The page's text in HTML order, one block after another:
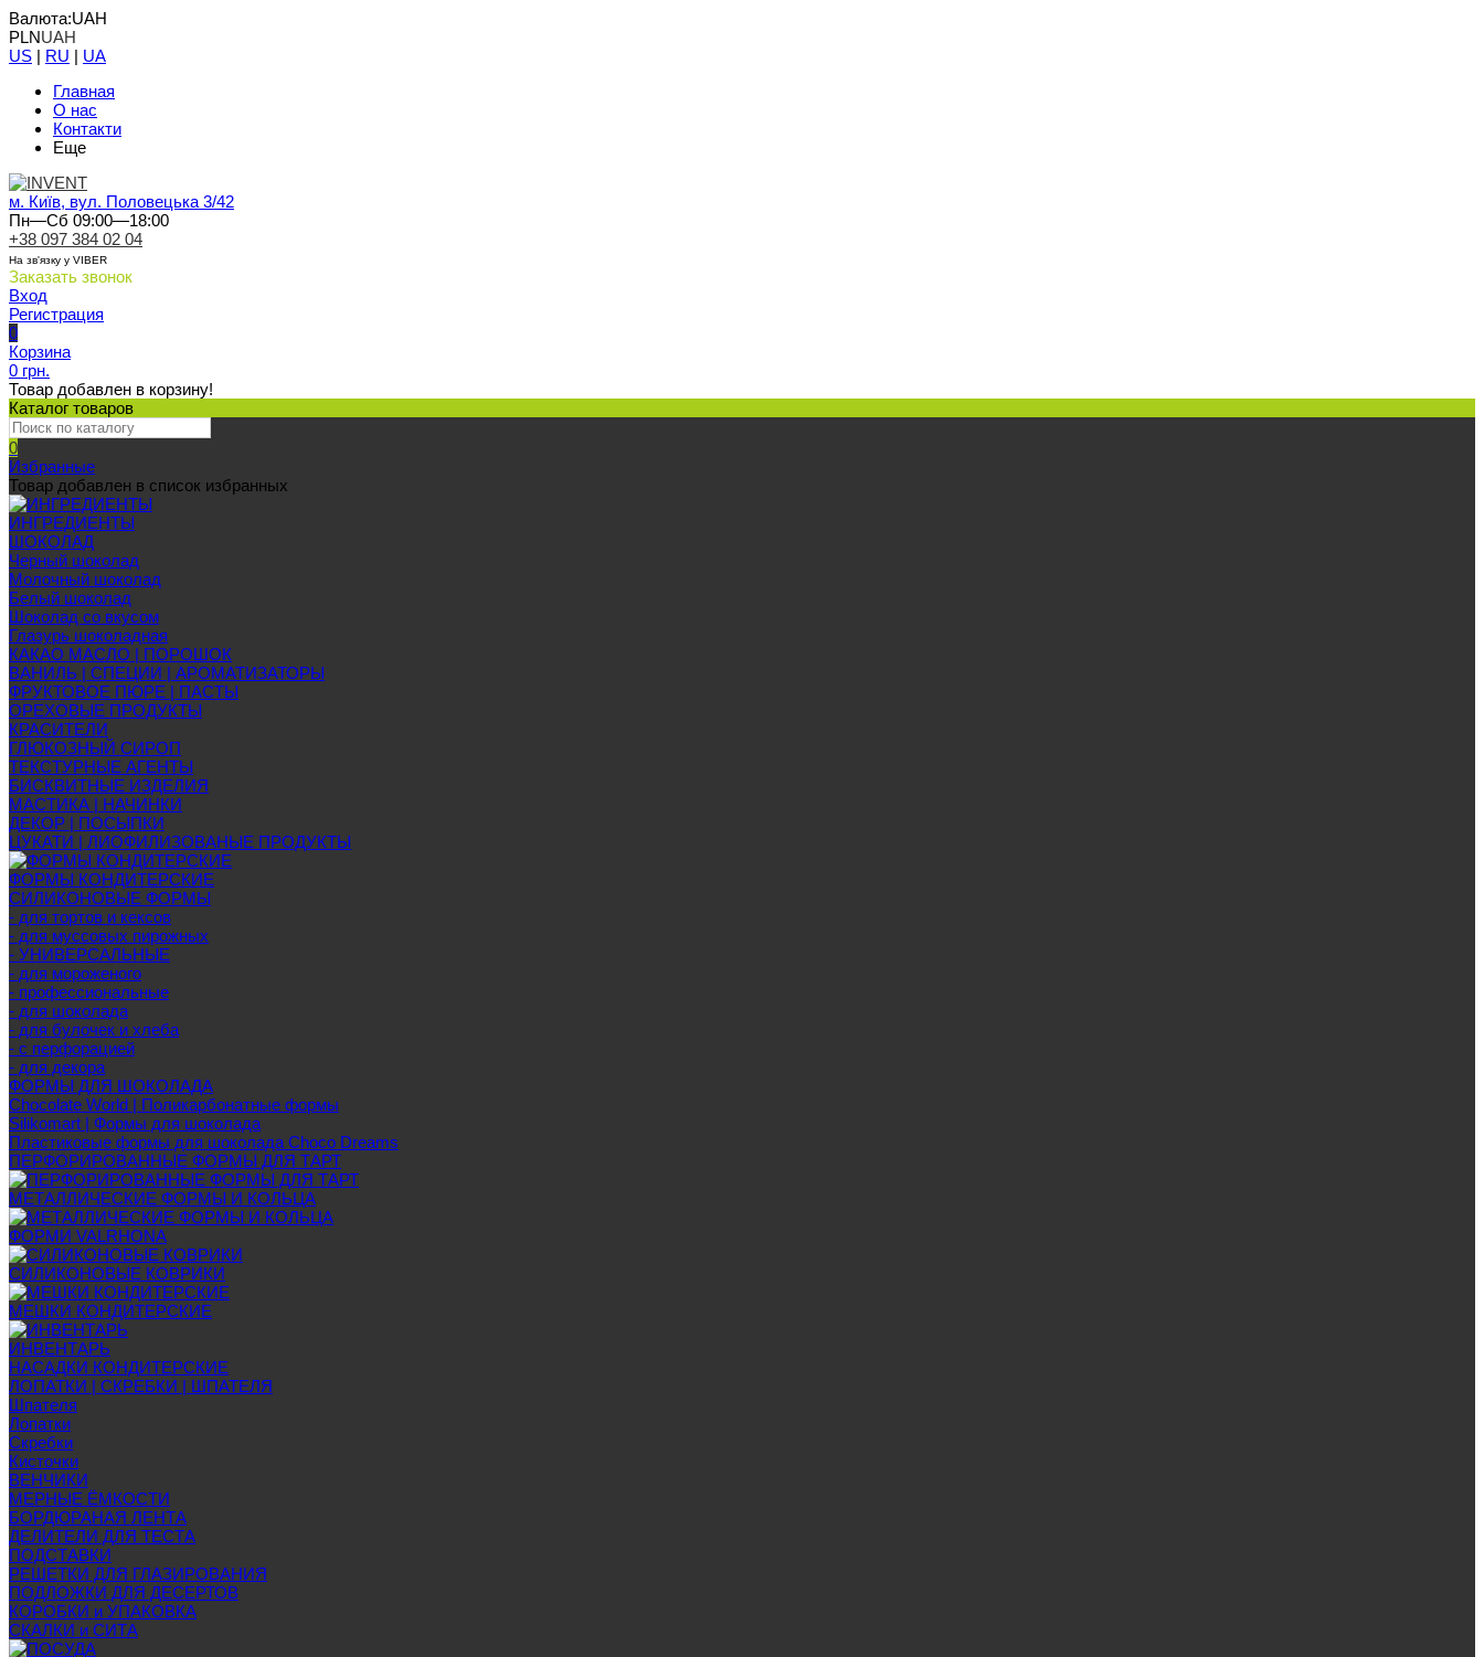
Валюта:UAH
PLNUAH
US | RU | UA
Главная
О нас
Контакти
Еще
м. Київ, вул. Половецька 3/42
Пн—Сб 09:00—18:00
+38 097 384 02 04
На зв'язку у VIBER
Заказать звонок
Вход
Регистрация
0
Корзина
0 грн.
Товар добавлен в корзину!
Каталог товаров
0
Избранные
Товар добавлен в список избранных
ИНГРЕДИЕНТЫ
ШОКОЛАД
Черный шоколад
Молочный шоколад
Белый шоколад
Шоколад со вкусом
Глазурь шоколадная
КАКАО МАСЛО | ПОРОШОК
ВАНИЛЬ | СПЕЦИИ | АРОМАТИЗАТОРЫ
ФРУКТОВОЕ ПЮРЕ | ПАСТЫ
ОРЕХОВЫЕ ПРОДУКТЫ
КРАСИТЕЛИ
ГЛЮКОЗНЫЙ СИРОП
ТЕКСТУРНЫЕ АГЕНТЫ
БИСКВИТНЫЕ ИЗДЕЛИЯ
МАСТИКА | НАЧИНКИ
ДЕКОР | ПОСЫПКИ
ЦУКАТИ | ЛИОФИЛИЗОВАНЫЕ ПРОДУКТЫ
ФОРМЫ КОНДИТЕРСКИЕ
СИЛИКОНОВЫЕ ФОРМЫ
- для тортов и кексов
- для муссовых пирожных
- УНИВЕРСАЛЬНЫЕ
- для мороженого
- профессиональные
- для шоколада
- для булочек и хлеба
- с перфорацией
- для декора
ФОРМЫ ДЛЯ ШОКОЛАДА
Chocolate World | Поликарбонатные формы
Silikomart | Формы для шоколада
Пластиковые формы для шоколада Choco Dreams
ПЕРФОРИРОВАННЫЕ ФОРМЫ ДЛЯ ТАРТ
МЕТАЛЛИЧЕСКИЕ ФОРМЫ И КОЛЬЦА
ФОРМИ VALRHONA
СИЛИКОНОВЫЕ КОВРИКИ
МЕШКИ КОНДИТЕРСКИЕ
ИНВЕНТАРЬ
НАСАДКИ КОНДИТЕРСКИЕ
ЛОПАТКИ | СКРЕБКИ | ШПАТЕЛЯ
Шпателя
Лопатки
Скребки
Кисточки
ВЕНЧИКИ
МЕРНЫЕ ЁМКОСТИ
БОРДЮРАНАЯ ЛЕНТА
ДЕЛИТЕЛИ ДЛЯ ТЕСТА
ПОДСТАВКИ
РЕШЕТКИ ДЛЯ ГЛАЗИРОВАНИЯ
ПОДЛОЖКИ ДЛЯ ДЕСЕРТОВ
КОРОБКИ и УПАКОВКА
СКАЛКИ и СИТА